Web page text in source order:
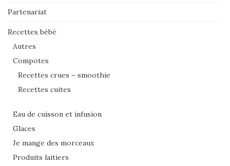
Partenariat
Recettes bébé
Autres
Compotes
Recettes crues – smoothie
Recettes cuites
Eau de cuisson et infusion
Glaces
Je mange des morceaux
Produits laitiers